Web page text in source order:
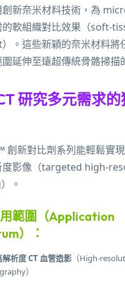
新奈米材料技術，為
的軟組織對比效果（soft-
。這些新穎的奈米材料將
延伸至遠超傳統骨骼掃描
研究多元需求
創新對比劑系列能輕鬆實
度影像（targeted high-
。
範圍（Application
）：
析度 CT 血管造影 （High-
）